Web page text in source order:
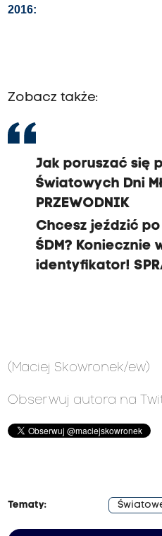
2016:
Zobacz także:
Jak poruszać się
Światowych Dni
PRZEWODNIK
Chcesz jeździć
ŚDM? Koniecznie
identyfikator!
(Maciej Skowronek/ew)
Obserwuj autora na
Tematy: